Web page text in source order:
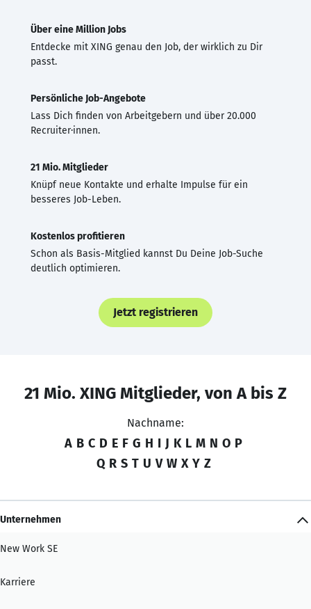
Über eine Million Jobs
Entdecke mit XING genau den Job, der wirklich zu Dir
passt.
Persönliche Job-Angebote
Lass Dich finden von Arbeitgebern und über 20.000
Recruiter·innen.
21 Mio. Mitglieder
Knüpf neue Kontakte und erhalte Impulse für ein
besseres Job-Leben.
Kostenlos profitieren
Schon als Basis-Mitglied kannst Du Deine Job-Suche
deutlich optimieren.
Jetzt registrieren
21 Mio. XING Mitglieder, von A bis Z
Nachname:
A B C D E F G H I J K L M N O P
Q R S T U V W X Y Z
Unternehmen
New Work SE
Karriere